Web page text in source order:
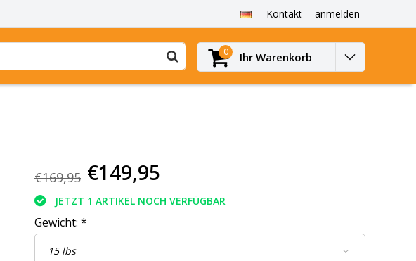
Kontakt anmelden
0 Ihr Warenkorb
€169,95 €149,95
JETZT 1 ARTIKEL NOCH VERFÜGBAR
Gewicht: *